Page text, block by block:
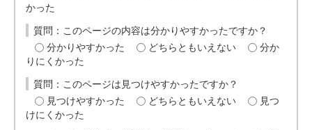
かった
質問：このページの内容は分かりやすかったですか？
分かりやすかった
どちらともいえない
分か
りにくかった
質問：このページは見つけやすかったですか？
見つけやすかった
どちらともいえない
見つ
けにくかった